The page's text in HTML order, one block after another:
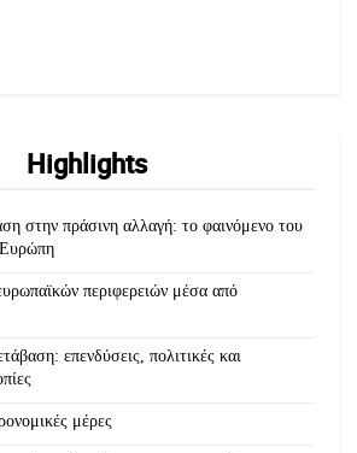
Highlights
στην πράσινη αλλαγή: το φαινόμενο του
περιφερειών μέσα από
επενδύσεις, πολιτικές και
μέρες